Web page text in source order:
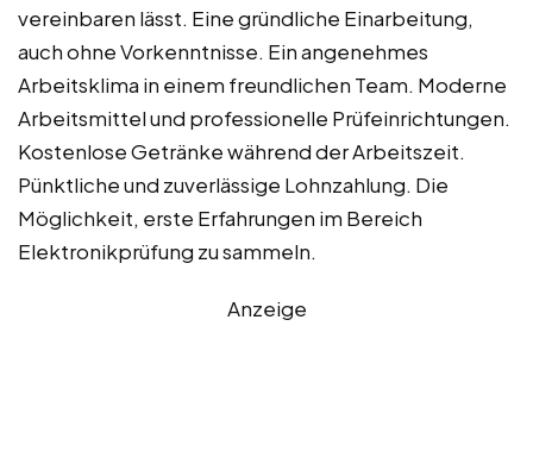
vereinbaren lässt. Eine gründliche Einarbeitung,
auch ohne Vorkenntnisse. Ein angenehmes
Arbeitsklima in einem freundlichen Team. Moderne
Arbeitsmittel und professionelle Prüfeinrichtungen.
Kostenlose Getränke während der Arbeitszeit.
Pünktliche und zuverlässige Lohnzahlung. Die
Möglichkeit, erste Erfahrungen im Bereich
Elektronikprüfung zu sammeln.
Anzeige